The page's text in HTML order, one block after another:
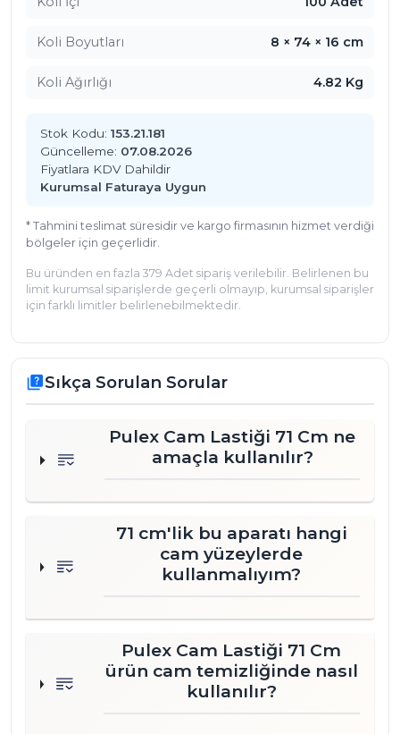
Özellikler ve Avantajlar
71 cm uzunluk:
İhtiyaca göre ikiye bölünerek 35
kullanılabilir, böylece işletme maliyetlerinizi
sağlar. Bu esneklik sayesinde köşelerde ve
kenarlarda su birikintisi kalmasını engeller.
İz bırakmayan temizlik:Hassas yüzeylerde bile
Temizlik sürenizi kısaltarak verimliliğinizi
artırır.
Dayanıklı malzeme:Uzun süreli ve yoğun
kullanımlarda bile aşınmaya karşı direnç
gösterir. Sık değişim gerektirmez, uzun vadede
Standart uyumu:Profesyonel cam çekçek
aparatlarıyla tam uyum içinde çalışır. Montajı
kolaydır, temizlik personelinize zaman
Kullanım Alanları
Bu profesyonel temizlik ürünü, yüksek hijyen
restoranların vitrinlerinde ve hastanelerin cam
bölmelerinde güvenle tercih edilir. Ayrıca
fabrika ofisleri, market zincirleri ve plaza
camlarının temizliğinde de etkili sonuçlar verir.
Dayanıklı yapısı sayesinde iç ve dış mekan cam
temizliği süreçlerinde profesyonel ekiplerin
öncelikli tercihidir.
Neden Mert Pazarlama?
Koli Boyutları 8 × 74 × 16 cm
Koli Ağırlığı 4.82 Kg
Stok Kodu: 153.21.181
Güncelleme: 07.08.2026
Fiyatlara KDV Dahildir
Kurumsal Faturaya Uygun
* Tahmini teslimat süresidir ve kargo firmasının hizmet verdiği
bölgeler için geçerlidir.
Bu üründen en fazla 379 Adet sipariş verilebilir. Belirlenen bu
limit kurumsal siparişlerde geçerli olmayıp, kurumsal siparişler
için farklı limitler belirlenebilmektedir.
quizSıkça Sorulan Sorular
Pulex Cam Lastiği 71 Cm ne
amaçla kullanılır?
71 cm'lik bu aparatı hangi
cam yüzeylerde
kullanmalıyım?
Pulex Cam Lastiği 71 Cm
ürün cam temizliğinde nasıl
kullanılır?